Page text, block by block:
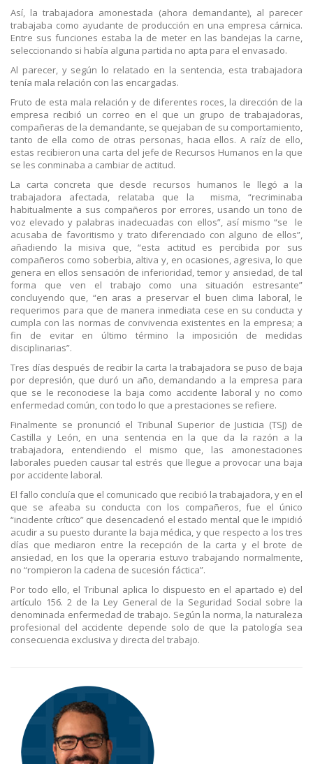
Así, la trabajadora amonestada (ahora demandante), al parecer
trabajaba como ayudante de producción en una empresa cárnica.
Entre sus funciones estaba la de meter en las bandejas la carne,
seleccionando si había alguna partida no apta para el envasado.
Al parecer, y según lo relatado en la sentencia, esta trabajadora
tenía mala relación con las encargadas.
Fruto de esta mala relación y de diferentes roces, la dirección de la
empresa recibió un correo en el que un grupo de trabajadoras,
compañeras de la demandante, se quejaban de su comportamiento,
tanto de ella como de otras personas, hacia ellos. A raíz de ello,
estas recibieron una carta del jefe de Recursos Humanos en la que
se les conminaba a cambiar de actitud.
La carta concreta que desde recursos humanos le llegó a la
trabajadora afectada, relataba que la misma, “recriminaba
habitualmente a sus compañeros por errores, usando un tono de
voz elevado y palabras inadecuadas con ellos”, así mismo “se le
acusaba de favoritismo y trato diferenciado con alguno de ellos”,
añadiendo la misiva que, “esta actitud es percibida por sus
compañeros como soberbia, altiva y, en ocasiones, agresiva, lo que
genera en ellos sensación de inferioridad, temor y ansiedad, de tal
forma que ven el trabajo como una situación estresante”
concluyendo que, “en aras a preservar el buen clima laboral, le
requerimos para que de manera inmediata cese en su conducta y
cumpla con las normas de convivencia existentes en la empresa; a
fin de evitar en último término la imposición de medidas
disciplinarias”.
Tres días después de recibir la carta la trabajadora se puso de baja
por depresión, que duró un año, demandando a la empresa para
que se le reconociese la baja como accidente laboral y no como
enfermedad común, con todo lo que a prestaciones se refiere.
Finalmente se pronunció el Tribunal Superior de Justicia (TSJ) de
Castilla y León, en una sentencia en la que da la razón a la
trabajadora, entendiendo el mismo que, las amonestaciones
laborales pueden causar tal estrés que llegue a provocar una baja
por accidente laboral.
El fallo concluía que el comunicado que recibió la trabajadora, y en el
que se afeaba su conducta con los compañeros, fue el único
“incidente crítico” que desencadenó el estado mental que le impidió
acudir a su puesto durante la baja médica, y que respecto a los tres
días que mediaron entre la recepción de la carta y el brote de
ansiedad, en los que la operaria estuvo trabajando normalmente,
no “rompieron la cadena de sucesión fáctica”.
Por todo ello, el Tribunal aplica lo dispuesto en el apartado e) del
artículo 156. 2 de la Ley General de la Seguridad Social sobre la
denominada enfermedad de trabajo. Según la norma, la naturaleza
profesional del accidente depende solo de que la patología sea
consecuencia exclusiva y directa del trabajo.